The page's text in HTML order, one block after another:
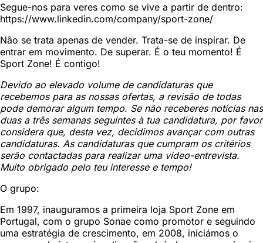
Segue-nos para veres como se vive a partir de dentro:
https://www.linkedin.com/company/sport-zone/
Não se trata apenas de vender. Trata-se de inspirar. De
entrar em movimento. De superar. É o teu momento! É
Sport Zone! É contigo!
Devido ao elevado volume de candidaturas que
recebemos para as nossas ofertas, a revisão de todas
pode demorar algum tempo. Se não receberes notícias nas
duas a três semanas seguintes à tua candidatura, por favor
considera que, desta vez, decidimos avançar com outras
candidaturas. As candidaturas que cumpram os critérios
serão contactadas para realizar uma vídeo-entrevista.
Muito obrigado pelo teu interesse e tempo!
O grupo:
Em 1997, inauguramos a primeira loja Sport Zone em
Portugal, com o grupo Sonae como promotor e seguindo
uma estratégia de crescimento, em 2008, iniciámos o